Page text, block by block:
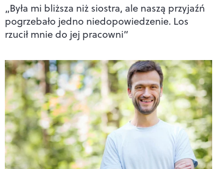
„Była mi bliższa niż siostra, ale naszą przyjaźń
pogrzebało jedno niedopowiedzenie. Los
rzucił mnie do jej pracowni”